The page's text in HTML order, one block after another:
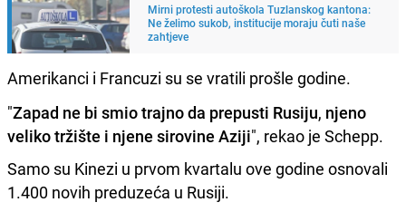
Mirni protesti autoškola Tuzlanskog kantona:
Ne želimo sukob, institucije moraju čuti naše
zahtjeve
Amerikanci i Francuzi su se vratili prošle godine.
"Zapad ne bi smio trajno da prepusti Rusiju, njeno
veliko tržište i njene sirovine Aziji", rekao je Schepp.
Samo su Kinezi u prvom kvartalu ove godine osnovali
1.400 novih preduzeća u Rusiji.